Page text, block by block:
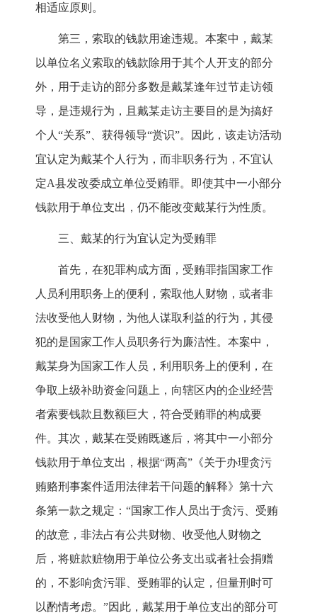
相适应原则。
第三，索取的钱款用途违规。本案中，戴某
以单位名义索取的钱款除用于其个人开支的部分
外，用于走访的部分多数是戴某逢年过节走访领
导，是违规行为，且戴某走访主要目的是为搞好
个人“关系”、获得领导“赏识”。因此，该走访活动
宜认定为戴某个人行为，而非职务行为，不宜认
定A县发改委成立单位受贿罪。即使其中一小部分
钱款用于单位支出，仍不能改变戴某行为性质。
三、戴某的行为宜认定为受贿罪
首先，在犯罪构成方面，受贿罪指国家工作
人员利用职务上的便利，索取他人财物，或者非
法收受他人财物，为他人谋取利益的行为，其侵
犯的是国家工作人员职务行为廉洁性。本案中，
戴某身为国家工作人员，利用职务上的便利，在
争取上级补助资金问题上，向辖区内的企业经营
者索要钱款且数额巨大，符合受贿罪的构成要
件。其次，戴某在受贿既遂后，将其中一小部分
钱款用于单位支出，根据“两高”《关于办理贪污
贿赂刑事案件适用法律若干问题的解释》第十六
条第一款之规定：“国家工作人员出于贪污、受贿
的故意，非法占有公共财物、收受他人财物之
后，将赃款赃物用于单位公务支出或者社会捐赠
的，不影响贪污罪、受贿罪的认定，但量刑时可
以酌情考虑。”因此，戴某用于单位支出的部分可